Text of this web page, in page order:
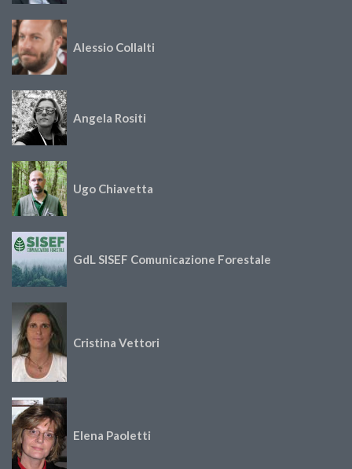
Alessio Collalti
Angela Rositi
Ugo Chiavetta
GdL SISEF Comunicazione Forestale
Cristina Vettori
Elena Paoletti